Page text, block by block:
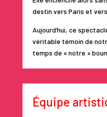
destin vers Paris et
Aujourd’hui, ce
véritable témoin de
temps de « notre »
Équipe